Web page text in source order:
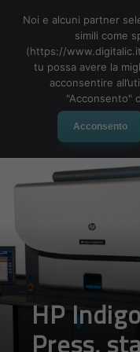
HP
Press,
Noi e alcuni partner
simili come
(https://
tu possa avere la
acconsentire
"Acconsento"
Acconsento